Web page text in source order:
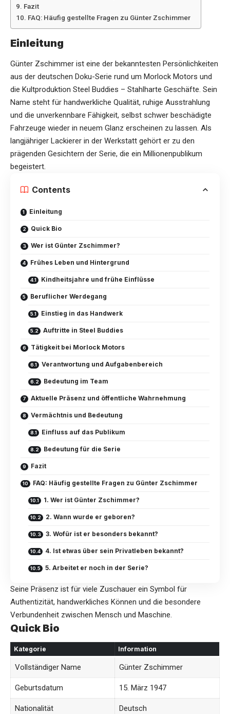
Fazit
FAQ: Häufig gestellte Fragen zu Günter Zschimmer
Einleitung
Günter Zschimmer ist eine der bekanntesten Persönlichkeiten
aus der deutschen Doku-Serie rund um Morlock Motors und
die Kultproduktion Steel Buddies – Stahlharte Geschäfte. Sein
Name steht für handwerkliche Qualität, ruhige Ausstrahlung
und die unverkennbare Fähigkeit, selbst schwer beschädigte
Fahrzeuge wieder in neuem Glanz erscheinen zu lassen. Als
langjähriger Lackierer in der Werkstatt gehört er zu den
prägenden Gesichtern der Serie, die ein Millionenpublikum
begeistert.
Contents
Einleitung
Quick Bio
Wer ist Günter Zschimmer?
Frühes Leben und Hintergrund
Kindheitsjahre und frühe Einflüsse
Beruflicher Werdegang
Einstieg in das Handwerk
Auftritte in Steel Buddies
Tätigkeit bei Morlock Motors
Verantwortung und Aufgabenbereich
Bedeutung im Team
Aktuelle Präsenz und öffentliche Wahrnehmung
Vermächtnis und Bedeutung
Einfluss auf das Publikum
Bedeutung für die Serie
Fazit
FAQ: Häufig gestellte Fragen zu Günter Zschimmer
1. Wer ist Günter Zschimmer?
2. Wann wurde er geboren?
3. Wofür ist er besonders bekannt?
4. Ist etwas über sein Privatleben bekannt?
5. Arbeitet er noch in der Serie?
Seine Präsenz ist für viele Zuschauer ein Symbol für
Authentizität, handwerkliches Können und die besondere
Verbundenheit zwischen Mensch und Maschine.
Quick Bio
Kategorie Information
Vollständiger Name Günter Zschimmer
Geburtsdatum 15. März 1947
Nationalität Deutsch